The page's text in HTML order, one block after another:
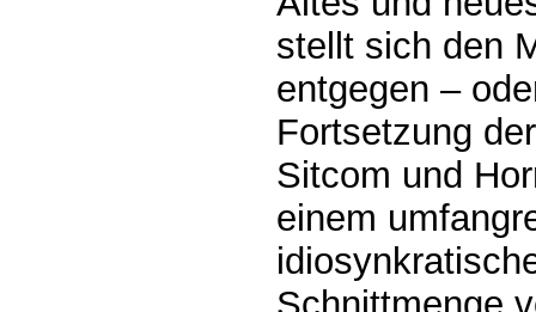
stellt sich den
entgegen –
Fortsetzung
Sitcom und
einem
Schnittmenge